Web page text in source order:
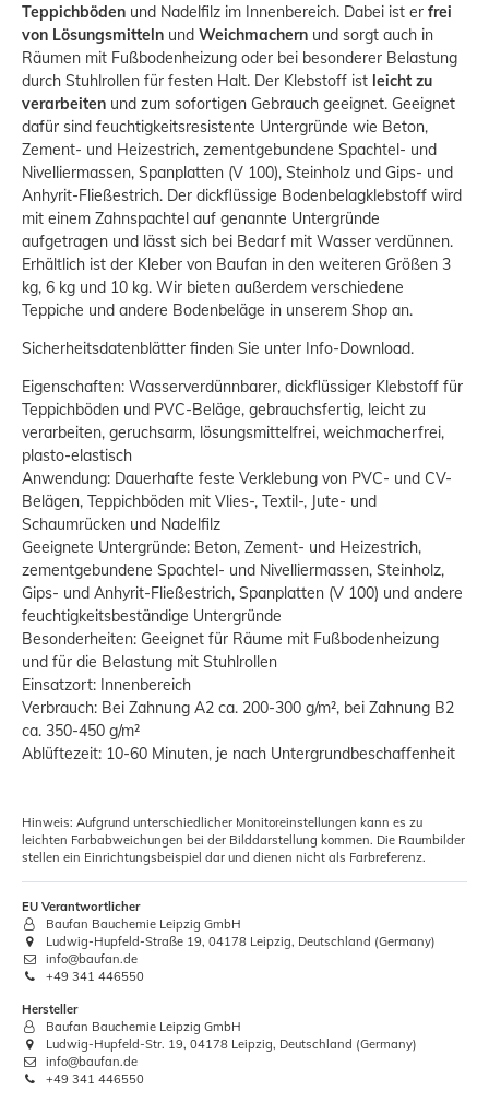
Teppichböden und Nadelfilz im Innenbereich. Dabei ist er frei
von Lösungsmitteln und Weichmachern und sorgt auch in
Räumen mit Fußbodenheizung oder bei besonderer Belastung
durch Stuhlrollen für festen Halt. Der Klebstoff ist leicht zu
verarbeiten und zum sofortigen Gebrauch geeignet. Geeignet
dafür sind feuchtigkeitsresistente Untergründe wie Beton,
Zement- und Heizestrich, zementgebundene Spachtel- und
Nivelliermassen, Spanplatten (V 100), Steinholz und Gips- und
Anhyrit-Fließestrich. Der dickflüssige Bodenbelagklebstoff wird
mit einem Zahnspachtel auf genannte Untergründe
aufgetragen und lässt sich bei Bedarf mit Wasser verdünnen.
Erhältlich ist der Kleber von Baufan in den weiteren Größen 3
kg, 6 kg und 10 kg. Wir bieten außerdem verschiedene
Teppiche und andere Bodenbeläge in unserem Shop an.
Sicherheitsdatenblätter finden Sie unter Info-Download.
Eigenschaften: Wasserverdünnbarer, dickflüssiger Klebstoff für
Teppichböden und PVC-Beläge, gebrauchsfertig, leicht zu
verarbeiten, geruchsarm, lösungsmittelfrei, weichmacherfrei,
plasto-elastisch
Anwendung: Dauerhafte feste Verklebung von PVC- und CV-
Belägen, Teppichböden mit Vlies-, Textil-, Jute- und
Schaumrücken und Nadelfilz
Geeignete Untergründe: Beton, Zement- und Heizestrich,
zementgebundene Spachtel- und Nivelliermassen, Steinholz,
Gips- und Anhyrit-Fließestrich, Spanplatten (V 100) und andere
feuchtigkeitsbeständige Untergründe
Besonderheiten: Geeignet für Räume mit Fußbodenheizung
und für die Belastung mit Stuhlrollen
Einsatzort: Innenbereich
Verbrauch: Bei Zahnung A2 ca. 200-300 g/m², bei Zahnung B2
ca. 350-450 g/m²
Ablüftezeit: 10-60 Minuten, je nach Untergrundbeschaffenheit
Hinweis: Aufgrund unterschiedlicher Monitoreinstellungen kann es zu
leichten Farbabweichungen bei der Bilddarstellung kommen. Die Raumbilder
stellen ein Einrichtungsbeispiel dar und dienen nicht als Farbreferenz.
EU Verantwortlicher
Baufan Bauchemie Leipzig GmbH
Ludwig-Hupfeld-Straße 19, 04178 Leipzig, Deutschland (Germany)
info@baufan.de
+49 341 446550
Hersteller
Baufan Bauchemie Leipzig GmbH
Ludwig-Hupfeld-Str. 19, 04178 Leipzig, Deutschland (Germany)
info@baufan.de
+49 341 446550